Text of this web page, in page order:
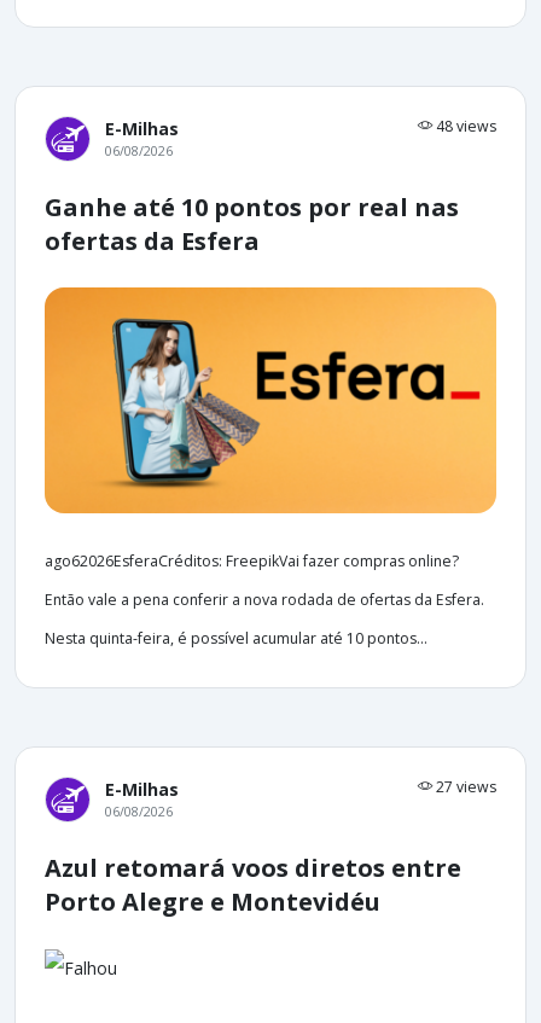
E-Milhas 48 views
06/08/2026
Ganhe até 10 pontos por real nas
ofertas da Esfera
ago62026EsferaCréditos: FreepikVai fazer compras online?
Então vale a pena conferir a nova rodada de ofertas da Esfera.
Nesta quinta-feira, é possível acumular até 10 pontos...
E-Milhas 27 views
06/08/2026
Azul retomará voos diretos entre
Porto Alegre e Montevidéu